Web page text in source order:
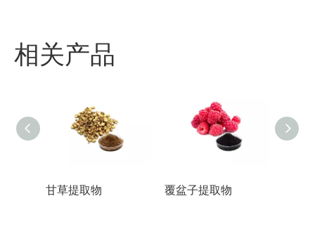
相关产品
甘草提取物 覆盆子提取物